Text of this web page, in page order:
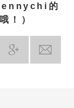
的
！）